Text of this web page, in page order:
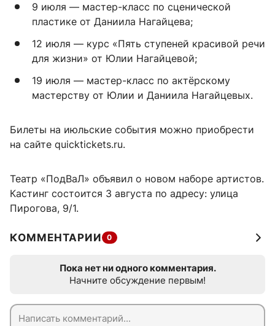
9 июля — мастер-класс по сценической
пластике от Даниила Нагайцева;
12 июля — курс «Пять ступеней красивой речи
для жизни» от Юлии Нагайцевой;
19 июля — мастер-класс по актёрскому
мастерству от Юлии и Даниила Нагайцевых.
Билеты на июльские события можно приобрести
на сайте quicktickets.ru.
Театр «ПодВаЛ» объявил о новом наборе артистов.
Кастинг состоится 3 августа по адресу: улица
Пирогова, 9/1.
КОММЕНТАРИИ 0
Пока нет ни одного комментария.
Начните обсуждение первым!